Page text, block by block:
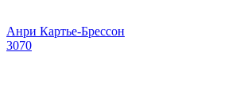
Анри Картье-Брессон
3070